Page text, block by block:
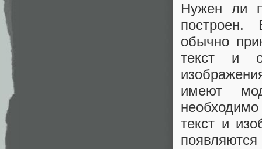
Нужен ли
построен.
обычно
текст и
имеют
текст и